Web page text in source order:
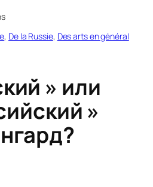
, De la Russie, Des arts en général
» или
»